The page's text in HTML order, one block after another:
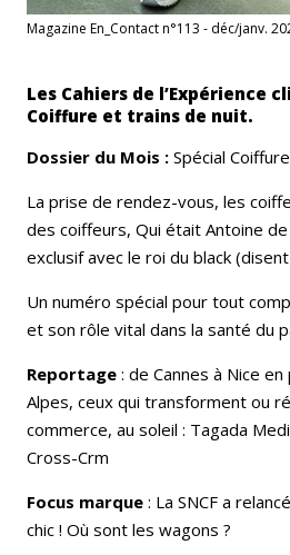
Magazine En_Contact n°113 - déc/janv.
Les Cahiers de l’Expérience
Coiffure et trains de nuit.
Dossier du Mois : Spécial
La prise de rendez-vous, les
des coiffeurs, Qui était Antoine
exclusif avec le roi du black
Un numéro spécial pour tout
et son rôle vital dans la santé du
Reportage : de Cannes à Nice
Alpes, ceux qui transforment ou
commerce, au soleil : Tagada
Cross-Crm
Focus marque : La SNCF a
chic ! Où sont les wagons ?